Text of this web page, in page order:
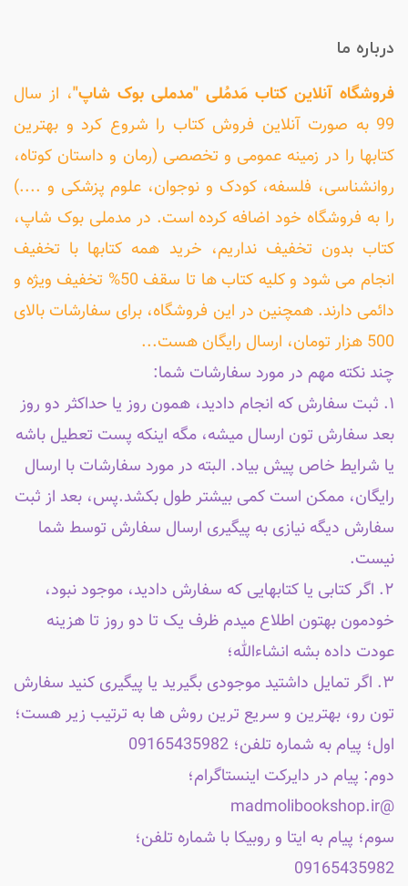
درباره ما
فروشگاه آنلاین کتاب مَدمُلی "مدملی بوک شاپ"، از سال
99 به صورت آنلاین فروش کتاب را شروع کرد و بهترین
کتابها را در زمینه عمومی و تخصصی (رمان و داستان کوتاه،
روانشناسی، فلسفه، کودک و نوجوان، علوم پزشکی و ....)
را به فروشگاه خود اضافه کرده است. در مدملی بوک شاپ،
کتاب بدون تخفیف نداریم، خرید همه کتابها با تخفیف
انجام می شود و کلیه کتاب ها تا سقف 50% تخفیف ویژه و
دائمی دارند. همچنین در این فروشگاه، برای سفارشات بالای
500 هزار تومان، ارسال رایگان هست...
چند نکته مهم در مورد سفارشات شما:
۱. ثبت سفارش که انجام دادید، همون روز یا حداکثر دو روز
بعد سفارش تون ارسال میشه، مگه اینکه پست تعطیل باشه
یا شرایط خاص پیش بیاد. البته در مورد سفارشات با ارسال
رایگان، ممکن است کمی بیشتر طول بکشد.پس، بعد از ثبت
سفارش دیگه نیازی به پیگیری ارسال سفارش توسط شما
نیست.
۲. اگر کتابی یا کتابهایی که سفارش دادید، موجود نبود،
خودمون بهتون اطلاع میدم ظرف یک تا دو روز تا هزینه
عودت داده بشه انشاءالله؛
۳. اگر تمایل داشتید موجودی بگیرید یا پیگیری کنید سفارش
تون رو، بهترین و سریع ترین روش ها به ترتیب زیر هست؛
اول؛ پیام به شماره تلفن؛ 09165435982
دوم: پیام در دایرکت اینستاگرام؛
@madmolibookshop.ir
سوم؛ پیام به ایتا و روبیکا با شماره تلفن؛
09165435982